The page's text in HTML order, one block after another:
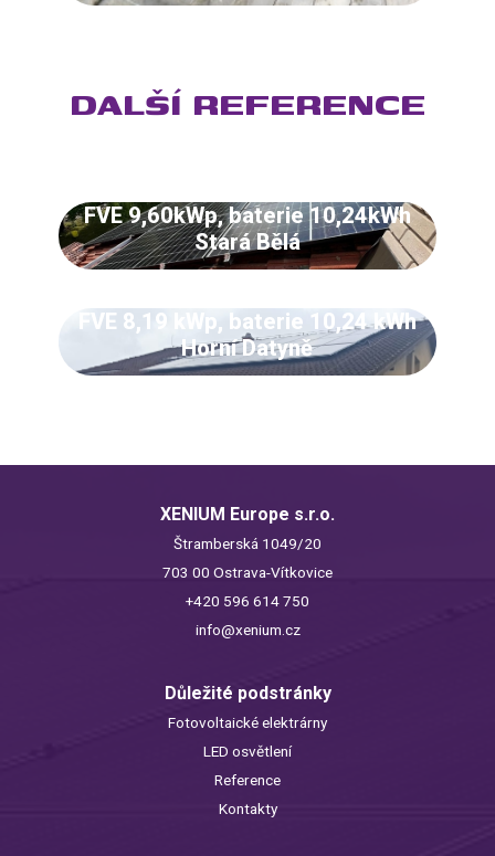
DALŠÍ REFERENCE
FVE 9,60kWp, baterie 10,24kWh
Stará Bělá
FVE 8,19 kWp, baterie 10,24 kWh
Horní Datyně
XENIUM Europe s.r.o.
Štramberská 1049/20
703 00 Ostrava-Vítkovice
+420 596 614 750
info@xenium.cz
Důležité podstránky
Fotovoltaické elektrárny
LED osvětlení
Reference
Kontakty